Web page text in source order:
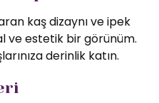
kaş dizaynı ve ipek
ve estetik bir görünüm.
derinlik katın.